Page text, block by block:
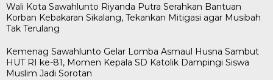
Wali Kota Sawahlunto Riyanda Putra Serahkan Bantuan
Korban Kebakaran Sikalang, Tekankan Mitigasi agar Musibah
Tak Terulang
Kemenag Sawahlunto Gelar Lomba Asmaul Husna Sambut
HUT RI ke-81, Momen Kepala SD Katolik Dampingi Siswa
Muslim Jadi Sorotan